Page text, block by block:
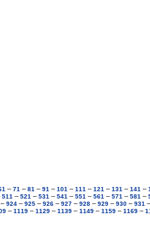
– 71 – 81 – 91 – 101 – 111 – 121 – 131 – 141 –
511 – 521 – 531 – 541 – 551 – 561 – 571 – 581 –
– 924 – 925 – 926 – 927 – 928 – 929 – 930 – 931 –
– 1119 – 1129 – 1139 – 1149 – 1159 – 1169 –